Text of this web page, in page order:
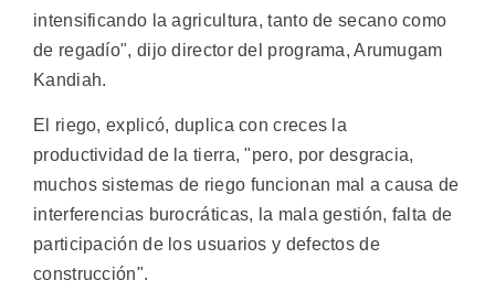
intensificando la agricultura, tanto de secano como
de regadío", dijo director del programa, Arumugam
Kandiah.
El riego, explicó, duplica con creces la
productividad de la tierra, "pero, por desgracia,
muchos sistemas de riego funcionan mal a causa de
interferencias burocráticas, la mala gestión, falta de
participación de los usuarios y defectos de
construcción".